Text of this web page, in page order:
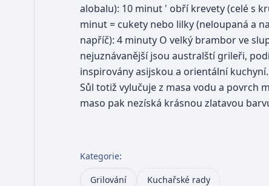
alobalu): 10 minut ' obří krevety (celé s
minut = cukety nebo lilky (neloupaná a
napříč): 4 minuty O velký brambor ve
nejuznávanější jsou australští grileři,
inspirovány asijskou a orientální
Sůl totiž vylučuje z masa vodu a povrch
maso pak nezíská krásnou zlatavou
Kategorie:
Grilování
Kuchařské rady